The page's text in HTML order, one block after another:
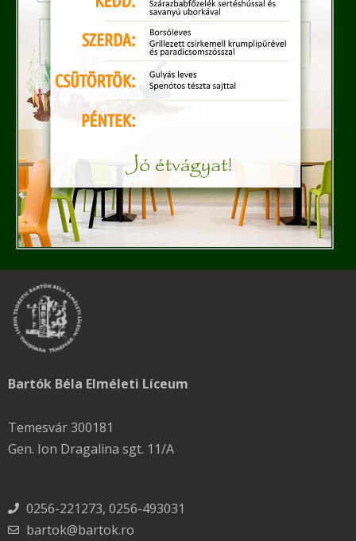
Bartók Béla Elméleti Líceum
Temesvár 300181
Gen. Ion Dragalina sgt. 11/A
0256-221273, 0256-493031
bartok@bartok.ro